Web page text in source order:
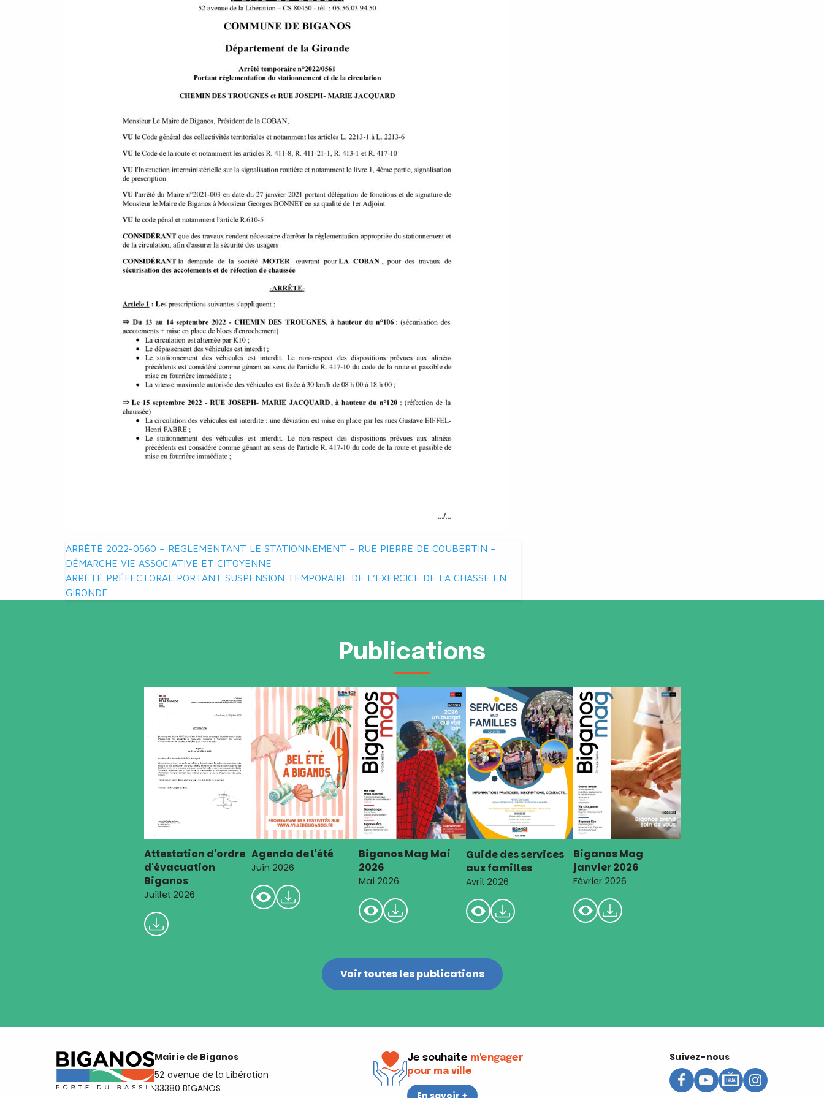
Navigation
de
ARRÊTÉ 2022-0560 – RÈGLEMENTANT LE STATIONNEMENT – RUE PIERRE DE COUBERTIN –
DÉMARCHE VIE ASSOCIATIVE ET CITOYENNE
ARRÊTÉ PRÉFECTORAL PORTANT SUSPENSION TEMPORAIRE DE L’EXERCICE DE LA CHASSE EN
GIRONDE
Publications
Attestation d'ordre
d'évacuation
Biganos
Juillet 2026
Agenda de l'été
Juin 2026
Biganos Mag Mai
2026
Mai 2026
Guide des services
aux familles
Avril 2026
Biganos Mag
janvier 2026
Février 2026
Voir toutes les publications
Mairie de Biganos
52 avenue de la Libération
33380 BIGANOS
Je souhaite m'engager
pour ma ville
Suivez-nous